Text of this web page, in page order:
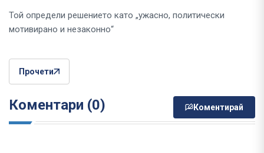
Той определи решението като „ужасно, политически
мотивирано и незаконно“
Прочети
Коментари (0) Коментирай